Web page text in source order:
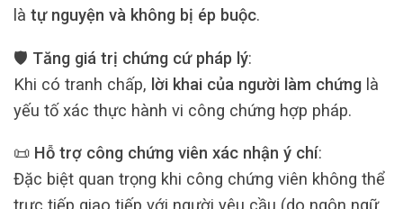
là tự nguyện và không bị ép buộc.
🛡️ Tăng giá trị chứng cứ pháp lý:
Khi có tranh chấp, lời khai của người làm chứng là
yếu tố xác thực hành vi công chứng hợp pháp.
📜 Hỗ trợ công chứng viên xác nhận ý chí:
Đặc biệt quan trọng khi công chứng viên không thể
trực tiếp giao tiếp với người yêu cầu (do ngôn ngữ